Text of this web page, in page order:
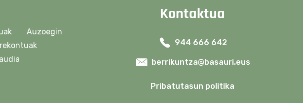
Auzoegin
Kontaktua
944 666 642
berrikuntza@basauri.eus
Pribatutasun politika